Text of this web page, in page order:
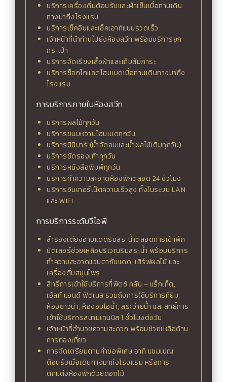
บริการเครื่องดื่มต้อนรับและผ้าเย็นเมื่อท่านเดิน
ทางมาถึงโรงแรม
บริการเช็คอินและเช็คเอาท์แบบรวดเร็ว
เจ้าหน้าที่นำท่านไปยังห้องสวีท พร้อมบริการยก
กระเป๋า
บริการจัดเรียงเสื้อผ้าและเก็บสัมภาระ
บริการช็อกโกแลตโฮมเมดเมื่อท่านเดินทางมาถึง
โรงแรม
การบริการภายในห้องสวีท
บริการผลไม้ทุกวัน
บริการขนมหวานโฮมเมดทุกวัน
บริการมินิบาร์ (น้ำอัดลมและน้ำผลไม้เติมทุกวัน)
บริการขัดรองเท้าทุกวัน
บริการหนังสือพิมพ์ทุกวัน
บริการทำความสะอาดห้องพักตลอด 24 ชั่วโมง
บริการอินเทอร์เน็ตความเร็วสูง ทั้งในระบบ LAN
และ WIFI
การบริการระดับวีไอพี
สำรองเตียงอาบแดดริมสระน้ำตลอดการเข้าพัก
บัตเลอร์ช่วยเหลือบริเวณริมสระน้ำ พร้อมบริการ
ทำความสะอาดแว่นตากันแดด, เสิร์ฟผลไม้ และ
เครื่องดื่มสมุนไพร
สิทธิ์การเข้าใช้บริการที่ฟิตซ์ คลับ – แร็กเก็ต,
เฮ้ลท์ แอนด์ ฟิตเนส รวมถึงการใช้บริการที่ยิม,
ห้องซาวน่า, ห้องอบไอน้ำ, สระว่ายน้ำ และสิทธิ์การ
เข้าใช้บริการสนามเทนนิส 1 ชั่วโมงต่อวัน
เจ้าหน้าที่อำนวยความสะดวก พร้อมช่วยเหลือด้าน
การท่องเที่ยว
การจัดเตรียมตามคำขอพิเศษ อาทิ แชมเปญ
ต้อนรับเมื่อเดินทางมาถึงโรงแรม หรือการ
ตกแต่งห้องพักด้วยดอกไม้